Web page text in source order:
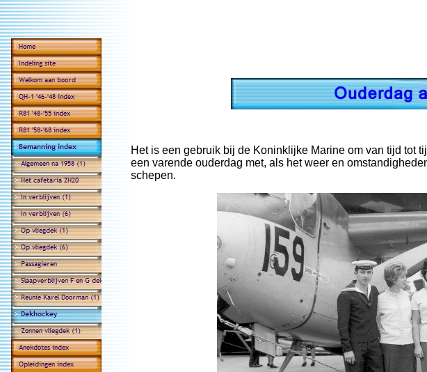
Het is een gebruik bij de Koninklijke Marine om van tijd tot
een varende ouderdag met, als het weer en
schepen.